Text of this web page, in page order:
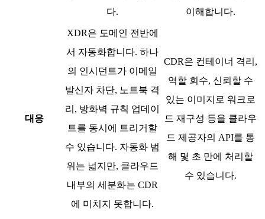
다.
이해합니다.
대응
XDR은 도메인 전반에
서 자동화합니다. 하나
의 인시던트가 이메일
발신자 차단, 노트북 격
리, 방화벽 규칙 업데이
트를 동시에 트리거할
수 있습니다. 자동화 범
위는 넓지만, 클라우드
내부의 세분화는 CDR
에 미치지 못합니다.
CDR은 컨테이너 격리,
역할 회수, 신뢰할 수
있는 이미지로 워크로
드 재구성 등을 클라우
드 제공자의 API를 통
해 몇 초 만에 처리할
수 있습니다.